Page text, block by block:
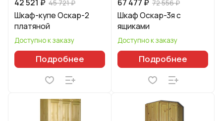
42 521 ₽ 45 721 ₽
Шкаф-купе Оскар-2
платяной
Доступно к заказу
Подробнее
67 477 ₽ 72 556 ₽
Шкаф Оскар-3я с
ящиками
Доступно к заказу
Подробнее